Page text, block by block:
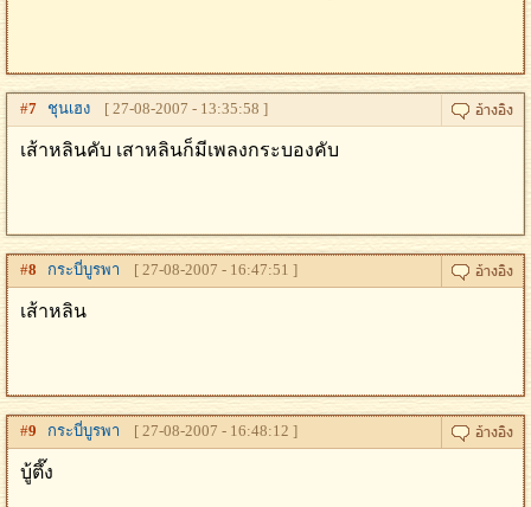
#7 ชุนเฮง [ 27-08-2007 - 13:35:58 ]
เส้าหลินคับ เสาหลินก็มีเพลงกระบองคับ
#8 กระบี่บูรพา [ 27-08-2007 - 16:47:51 ]
เส้าหลิน
#9 กระบี่บูรพา [ 27-08-2007 - 16:48:12 ]
บู้ตึ๊ง